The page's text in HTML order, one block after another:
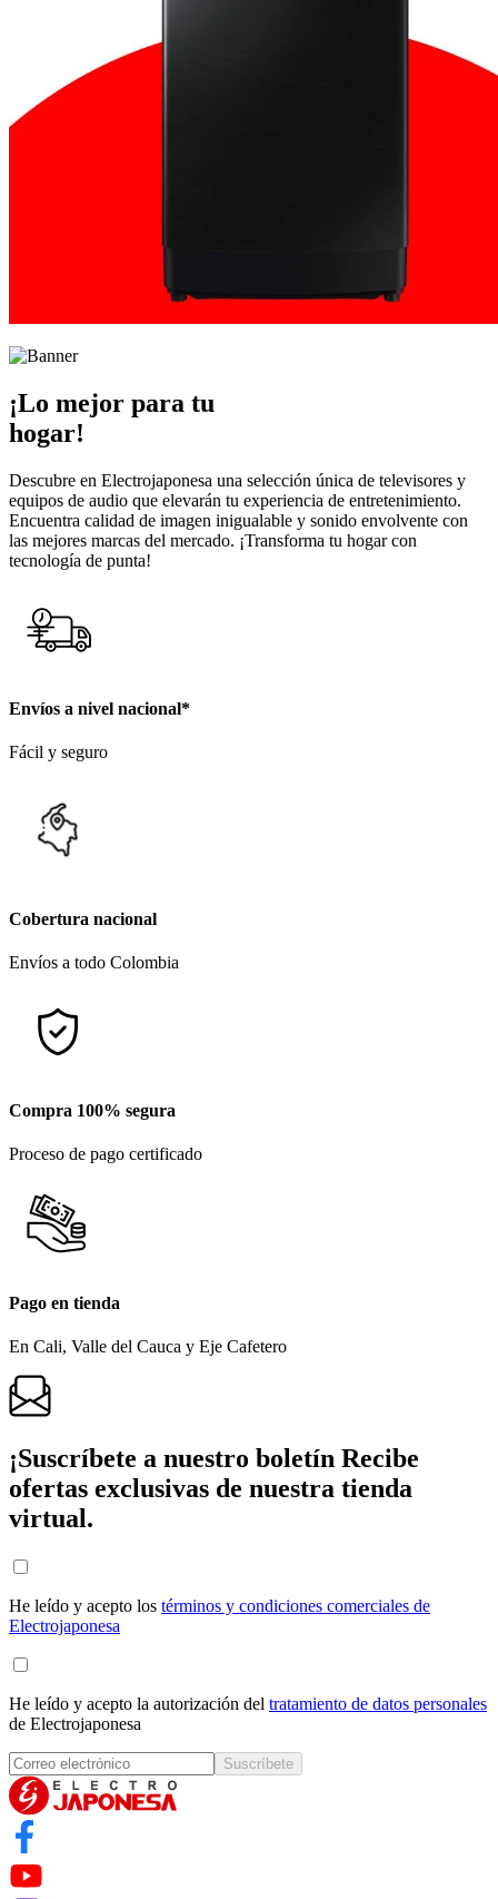
¡Lo mejor para tu
hogar!
Descubre en Electrojaponesa una selección única de televisores y
equipos de audio que elevarán tu experiencia de entretenimiento.
Encuentra calidad de imagen inigualable y sonido envolvente con
las mejores marcas del mercado. ¡Transforma tu hogar con
tecnología de punta!
Envíos a nivel nacional*
Fácil y seguro
Cobertura nacional
Envíos a todo Colombia
Compra 100% segura
Proceso de pago certificado
Pago en tienda
En Cali, Valle del Cauca y Eje Cafetero
¡Suscríbete a nuestro boletín Recibe
ofertas exclusivas de nuestra tienda
virtual.
He leído y acepto los términos y condiciones comerciales de
Electrojaponesa
He leído y acepto la autorización del tratamiento de datos personales
de Electrojaponesa
Suscríbete